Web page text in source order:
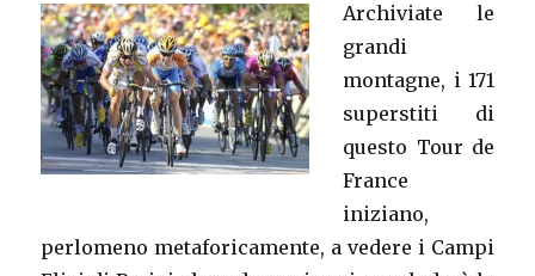
Archiviate le
grandi
montagne, i 171
superstiti di
questo Tour de
France
iniziano,
perlomeno metaforicamente, a vedere i Campi